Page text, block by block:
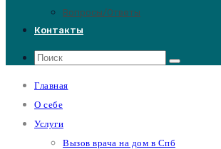
Вопросы/Ответы
Контакты
Главная
О себе
Услуги
Вызов врача на дом в Спб